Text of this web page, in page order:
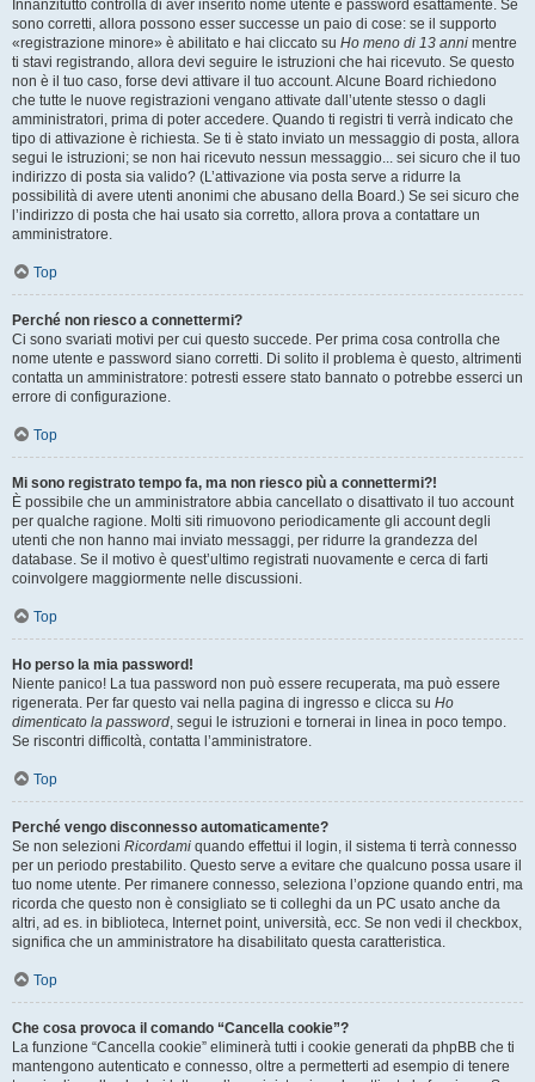
Innanzitutto controlla di aver inserito nome utente e password esattamente. Se
sono corretti, allora possono esser successe un paio di cose: se il supporto
«registrazione minore» è abilitato e hai cliccato su Ho meno di 13 anni mentre
ti stavi registrando, allora devi seguire le istruzioni che hai ricevuto. Se questo
non è il tuo caso, forse devi attivare il tuo account. Alcune Board richiedono
che tutte le nuove registrazioni vengano attivate dall’utente stesso o dagli
amministratori, prima di poter accedere. Quando ti registri ti verrà indicato che
tipo di attivazione è richiesta. Se ti è stato inviato un messaggio di posta, allora
segui le istruzioni; se non hai ricevuto nessun messaggio... sei sicuro che il tuo
indirizzo di posta sia valido? (L’attivazione via posta serve a ridurre la
possibilità di avere utenti anonimi che abusano della Board.) Se sei sicuro che
l’indirizzo di posta che hai usato sia corretto, allora prova a contattare un
amministratore.
Top
Perché non riesco a connettermi?
Ci sono svariati motivi per cui questo succede. Per prima cosa controlla che
nome utente e password siano corretti. Di solito il problema è questo, altrimenti
contatta un amministratore: potresti essere stato bannato o potrebbe esserci un
errore di configurazione.
Top
Mi sono registrato tempo fa, ma non riesco più a connettermi?!
È possibile che un amministratore abbia cancellato o disattivato il tuo account
per qualche ragione. Molti siti rimuovono periodicamente gli account degli
utenti che non hanno mai inviato messaggi, per ridurre la grandezza del
database. Se il motivo è quest’ultimo registrati nuovamente e cerca di farti
coinvolgere maggiormente nelle discussioni.
Top
Ho perso la mia password!
Niente panico! La tua password non può essere recuperata, ma può essere
rigenerata. Per far questo vai nella pagina di ingresso e clicca su Ho
dimenticato la password, segui le istruzioni e tornerai in linea in poco tempo.
Se riscontri difficoltà, contatta l’amministratore.
Top
Perché vengo disconnesso automaticamente?
Se non selezioni Ricordami quando effettui il login, il sistema ti terrà connesso
per un periodo prestabilito. Questo serve a evitare che qualcuno possa usare il
tuo nome utente. Per rimanere connesso, seleziona l’opzione quando entri, ma
ricorda che questo non è consigliato se ti colleghi da un PC usato anche da
altri, ad es. in biblioteca, Internet point, università, ecc. Se non vedi il checkbox,
significa che un amministratore ha disabilitato questa caratteristica.
Top
Che cosa provoca il comando “Cancella cookie”?
La funzione “Cancella cookie” eliminerà tutti i cookie generati da phpBB che ti
mantengono autenticato e connesso, oltre a permetterti ad esempio di tenere